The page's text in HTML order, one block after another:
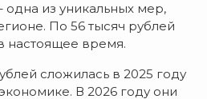
одна из уникальных мер,
По 56 тысяч рублей
настоящее время.
сложилась в 2025 году
В 2026 году они